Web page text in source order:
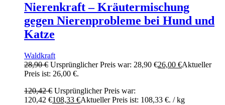
Nierenkraft – Kräutermischung
gegen Nierenprobleme bei Hund und
Katze
Waldkraft
28,90€ Ursprünglicher Preis war: 28,90 €26,00 €Aktueller
Preis ist: 26,00 €.
120,42€ Ursprünglicher Preis war:
120,42 €108,33 €Aktueller Preis ist: 108,33 €. /kg